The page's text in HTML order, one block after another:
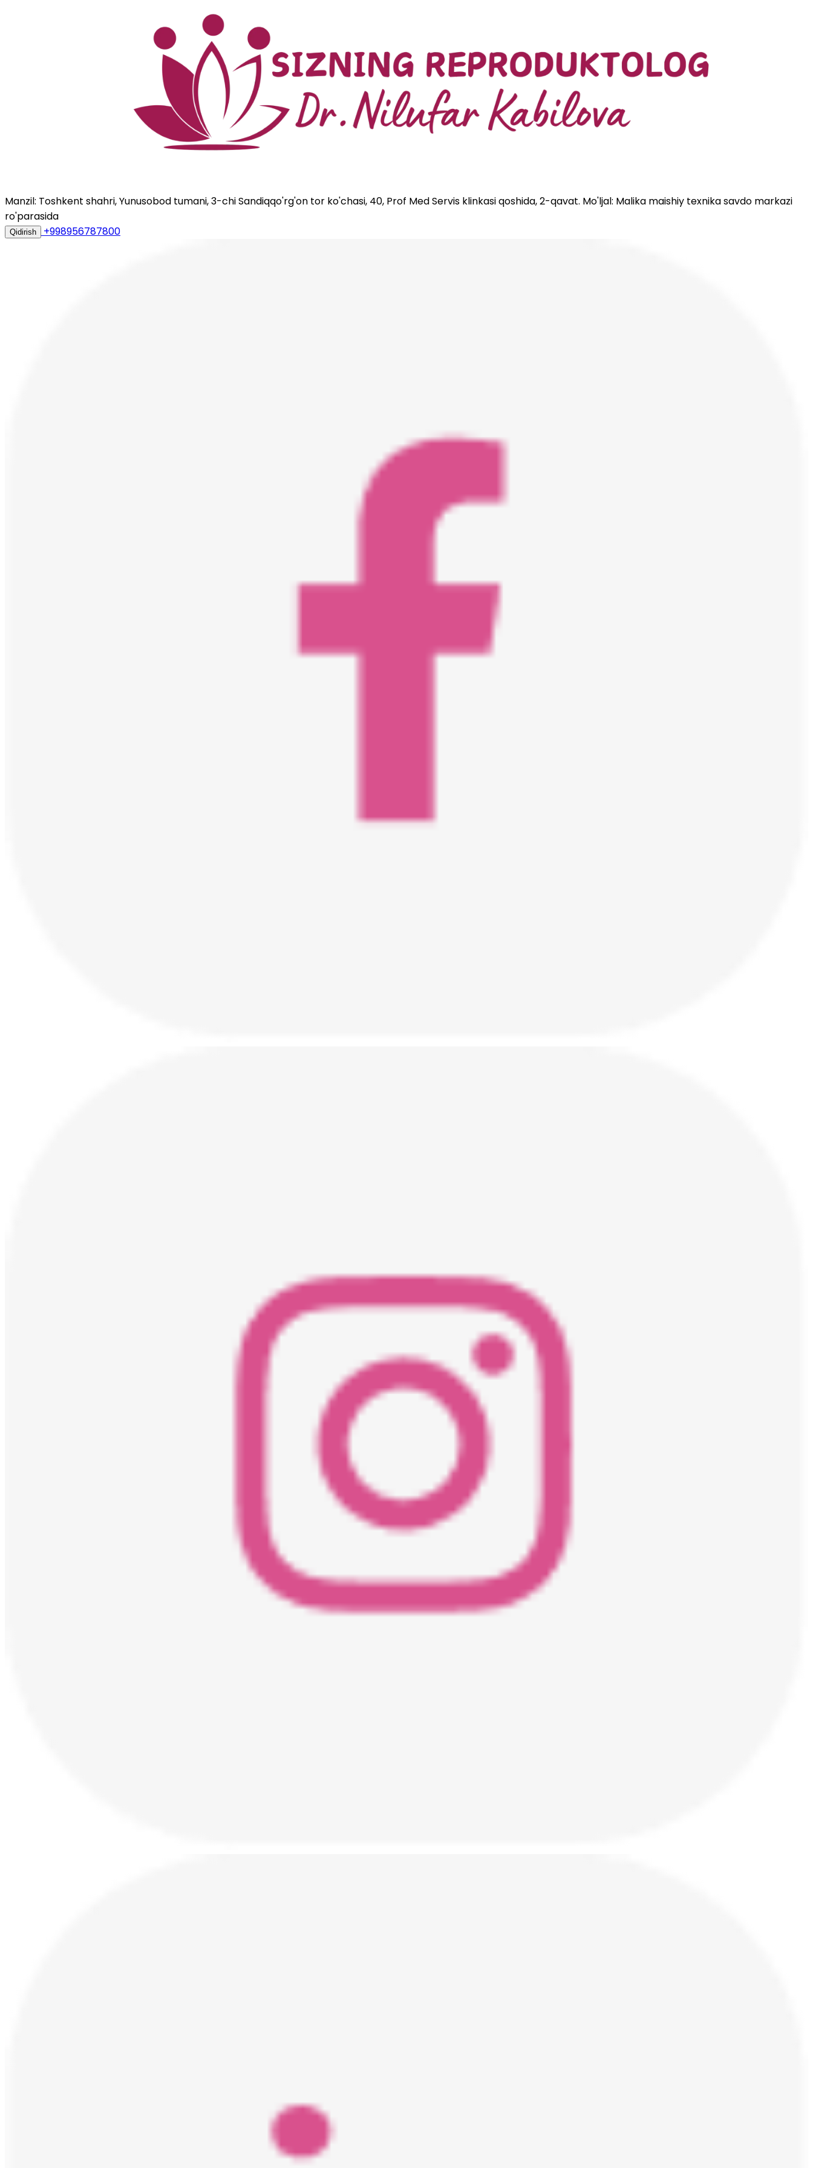
Manzil: Toshkent shahri, Yunusobod tumani, 3-chi Sandiqqo'rg'on tor ko'chasi, 40, Prof Med Servis klinkasi qoshida, 2-qavat. Mo'ljal: Malika maishiy texnika savdo markazi
ro'parasida
Qidirish +998956787800